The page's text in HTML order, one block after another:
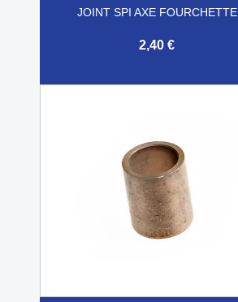
JOINT SPI AXE FOURCHETTE
2,40 €